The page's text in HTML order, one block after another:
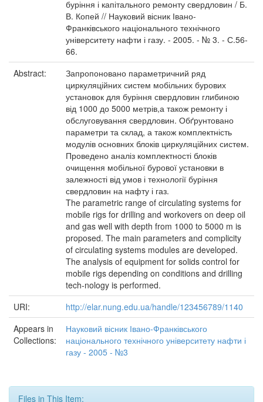
буріння і капітального ремонту свердловин / Б.
В. Копей // Науковий вісник Івано-
Франківського національного технічного
університету нафти і газу. - 2005. - № 3. - С.56-
66.
Abstract:
Запропоновано параметричний ряд
циркуляційних систем мобільних бурових
установок для буріння свердловин глибиною
від 1000 до 5000 метрів,а також ремонту і
обслуговування свердловин. Обґрунтовано
параметри та склад, а також комплектність
модулів основних блоків циркуляційних систем.
Проведено аналіз комплектності блоків
очищення мобільної бурової установки в
залежності від умов і технології буріння
свердловин на нафту і газ.
The parametric range of circulating systems for
mobile rigs for drilling and workovers on deep oil
and gas well with depth from 1000 to 5000 m is
proposed. The main parameters and complicity
of circulating systems modules are developed.
The analysis of equipment for solids control for
mobile rigs depending on conditions and drilling
tech-nology is performed.
URI:
http://elar.nung.edu.ua/handle/123456789/1140
Appears in
Collections:
Науковий вісник Івано-Франківського
національного технічного університету нафти і
газу - 2005 - №3
Files in This Item: